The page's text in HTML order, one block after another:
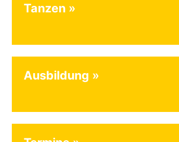
Tanzen
Ausbildung